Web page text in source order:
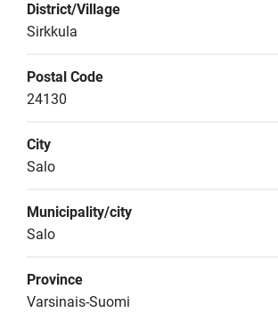
District/Village
Sirkkula
Postal Code
24130
City
Salo
Municipality/city
Salo
Province
Varsinais-Suomi